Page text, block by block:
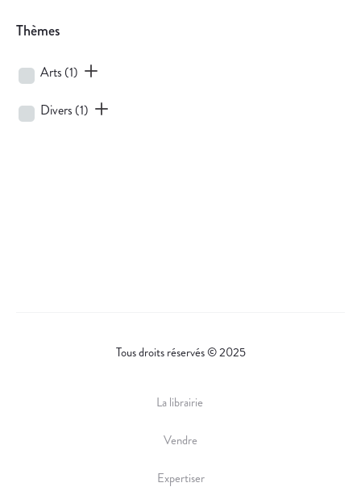
Thèmes
Arts (1)
Divers (1)
Tous droits réservés © 2025
La librairie
Vendre
Expertiser